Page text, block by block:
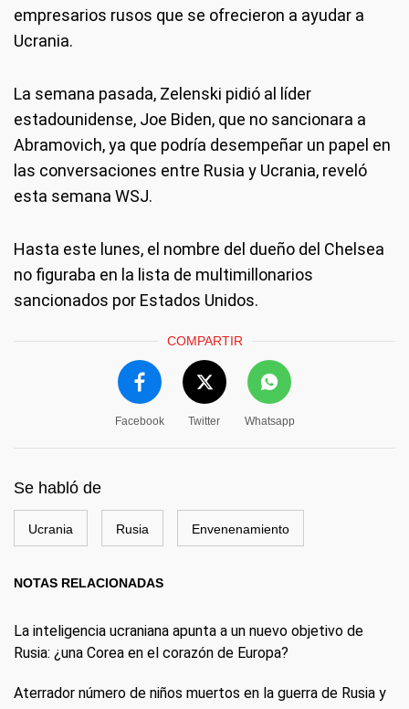
empresarios rusos que se ofrecieron a ayudar a
Ucrania.
La semana pasada, Zelenski pidió al líder
estadounidense, Joe Biden, que no sancionara a
Abramovich, ya que podría desempeñar un papel en
las conversaciones entre Rusia y Ucrania, reveló
esta semana WSJ.
Hasta este lunes, el nombre del dueño del Chelsea
no figuraba en la lista de multimillonarios
sancionados por Estados Unidos.
COMPARTIR
Facebook Twitter Whatsapp
Se habló de
Ucrania Rusia Envenenamiento
NOTAS RELACIONADAS
La inteligencia ucraniana apunta a un nuevo objetivo de
Rusia: ¿una Corea en el corazón de Europa?
Aterrador número de niños muertos en la guerra de Rusia y